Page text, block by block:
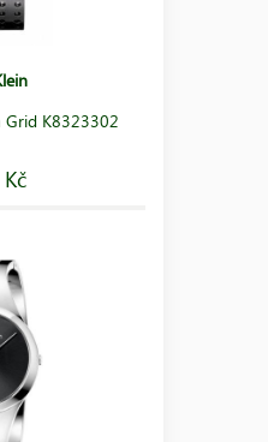
Grid K8323302